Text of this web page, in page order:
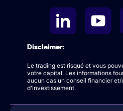
Disclaimer:
Le trading est risqué et vous
votre capital. Les informations
aucun cas un conseil financier
d’investissement.